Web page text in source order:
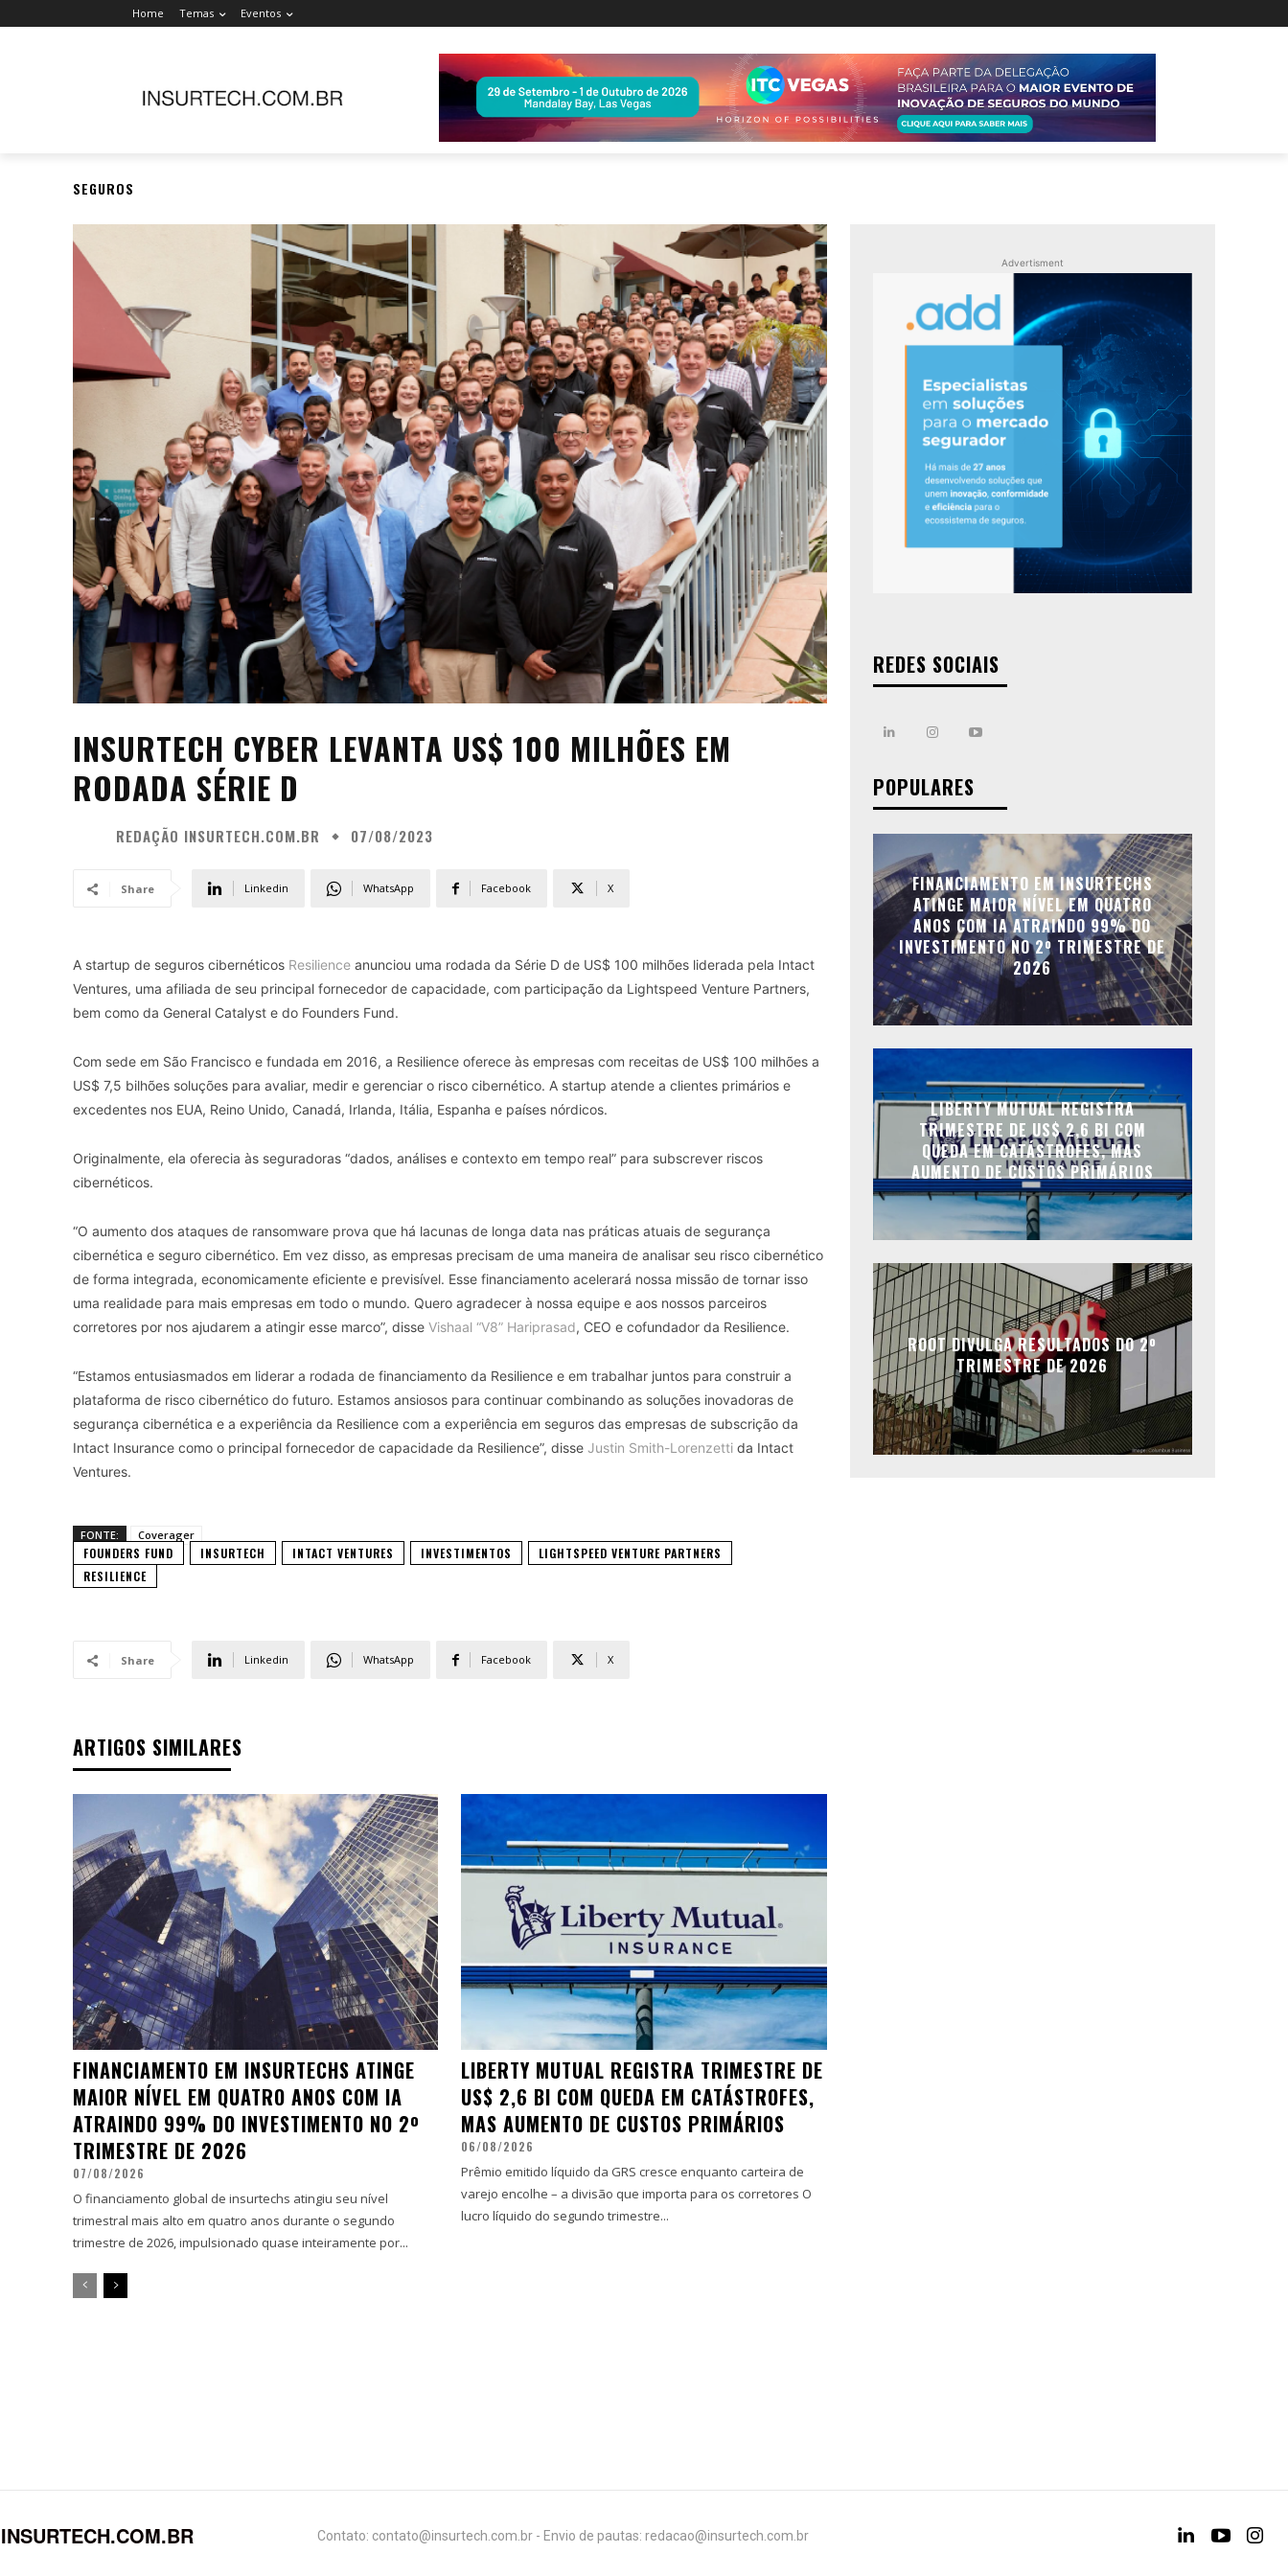
Home Temas Eventos
SEGUROS
INSURTECH CYBER LEVANTA US$ 100 MILHÕES EM
RODADA SÉRIE D
REDAÇÃO INSURTECH.COM.BR 07/08/2023
Share Linkedin WhatsApp Facebook X
A startup de seguros cibernéticos Resilience anunciou uma rodada da Série D de US$ 100 milhões liderada pela Intact
Ventures, uma afiliada de seu principal fornecedor de capacidade, com participação da Lightspeed Venture Partners,
bem como da General Catalyst e do Founders Fund.
Com sede em São Francisco e fundada em 2016, a Resilience oferece às empresas com receitas de US$ 100 milhões a
US$ 7,5 bilhões soluções para avaliar, medir e gerenciar o risco cibernético. A startup atende a clientes primários e
excedentes nos EUA, Reino Unido, Canadá, Irlanda, Itália, Espanha e países nórdicos.
Originalmente, ela oferecia às seguradoras “dados, análises e contexto em tempo real” para subscrever riscos
cibernéticos.
“O aumento dos ataques de ransomware prova que há lacunas de longa data nas práticas atuais de segurança
cibernética e seguro cibernético. Em vez disso, as empresas precisam de uma maneira de analisar seu risco cibernético
de forma integrada, economicamente eficiente e previsível. Esse financiamento acelerará nossa missão de tornar isso
uma realidade para mais empresas em todo o mundo. Quero agradecer à nossa equipe e aos nossos parceiros
corretores por nos ajudarem a atingir esse marco”, disse Vishaal “V8” Hariprasad, CEO e cofundador da Resilience.
“Estamos entusiasmados em liderar a rodada de financiamento da Resilience e em trabalhar juntos para construir a
plataforma de risco cibernético do futuro. Estamos ansiosos para continuar combinando as soluções inovadoras de
segurança cibernética e a experiência da Resilience com a experiência em seguros das empresas de subscrição da
Intact Insurance como o principal fornecedor de capacidade da Resilience”, disse Justin Smith-Lorenzetti da Intact
Ventures.
FONTE: Coverager
FOUNDERS FUND INSURTECH INTACT VENTURES INVESTIMENTOS
LIGHTSPEED VENTURE PARTNERS
RESILIENCE
Share Linkedin WhatsApp Facebook X
ARTIGOS SIMILARES
FINANCIAMENTO EM INSURTECHS ATINGE
MAIOR NÍVEL EM QUATRO ANOS COM IA
ATRAINDO 99% DO INVESTIMENTO NO 2º
TRIMESTRE DE 2026
07/08/2026
O financiamento global de insurtechs atingiu seu nível
trimestral mais alto em quatro anos durante o segundo
trimestre de 2026, impulsionado quase inteiramente por...
LIBERTY MUTUAL REGISTRA TRIMESTRE DE
US$ 2,6 BI COM QUEDA EM CATÁSTROFES,
MAS AUMENTO DE CUSTOS PRIMÁRIOS
06/08/2026
Prêmio emitido líquido da GRS cresce enquanto carteira de
varejo encolhe – a divisão que importa para os corretores O
lucro líquido do segundo trimestre...
Advertisment
REDES SOCIAIS
POPULARES
FINANCIAMENTO EM INSURTECHS
ATINGE MAIOR NÍVEL EM QUATRO
ANOS COM IA ATRAINDO 99% DO
INVESTIMENTO NO 2º TRIMESTRE DE
2026
LIBERTY MUTUAL REGISTRA
TRIMESTRE DE US$ 2,6 BI COM
QUEDA EM CATÁSTROFES, MAS
AUMENTO DE CUSTOS PRIMÁRIOS
ROOT DIVULGA RESULTADOS DO 2º
TRIMESTRE DE 2026
INSURTECH.COM.BR Contato: contato@insurtech.com.br - Envio de pautas: redacao@insurtech.com.br